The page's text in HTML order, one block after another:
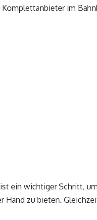
im
ein wichtiger Schritt,
Hand zu bieten.